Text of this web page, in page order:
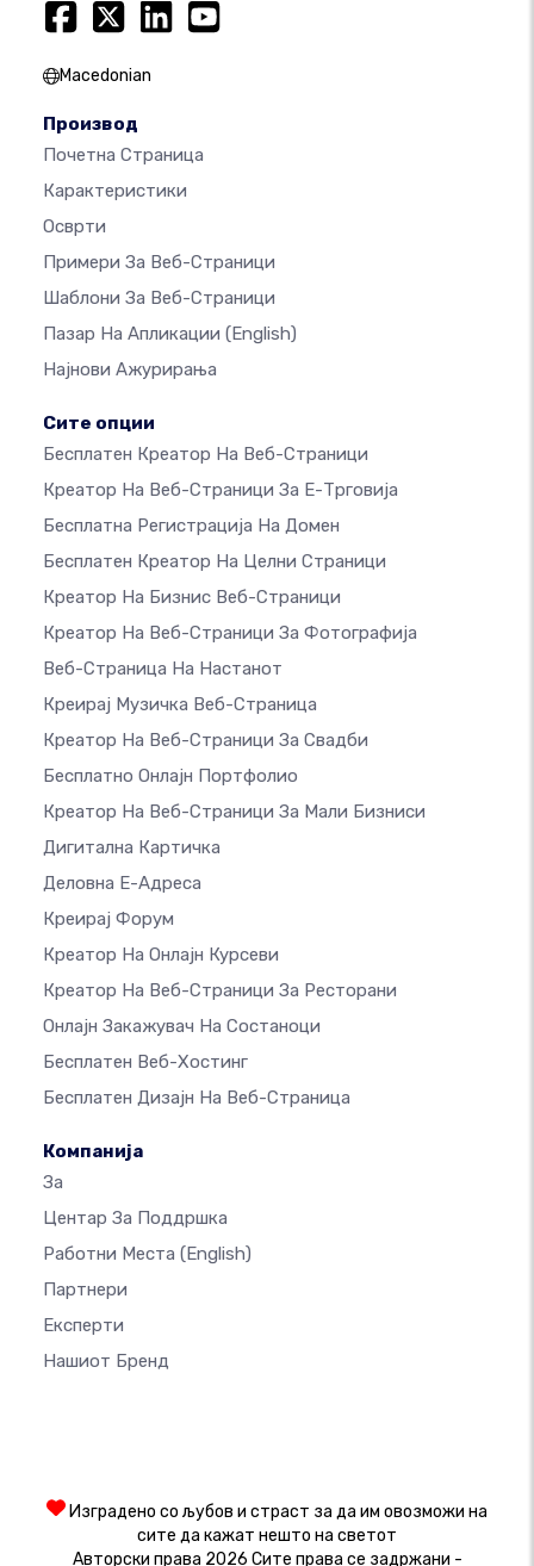
Macedonian
Производ
Почетна Страница
Карактеристики
Осврти
Примери За Веб-Страници
Шаблони За Веб-Страници
Пазар На Апликации (English)
Најнови Ажурирања
Сите опции
Бесплатен Креатор На Веб-Страници
Креатор На Веб-Страници За Е-Трговија
Бесплатна Регистрација На Домен
Бесплатен Креатор На Целни Страници
Креатор На Бизнис Веб-Страници
Креатор На Веб-Страници За Фотографија
Веб-Страница На Настанот
Креирај Музичка Веб-Страница
Креатор На Веб-Страници За Свадби
Бесплатно Онлајн Портфолио
Креатор На Веб-Страници За Мали Бизниси
Дигитална Картичка
Деловна Е-Адреса
Креирај Форум
Креатор На Онлајн Курсеви
Креатор На Веб-Страници За Ресторани
Онлајн Закажувач На Состаноци
Бесплатен Веб-Хостинг
Бесплатен Дизајн На Веб-Страница
Компанија
За
Центар За Поддршка
Работни Места (English)
Партнери
Експерти
Нашиот Бренд
Изградено со љубов и страст за да им овозможи на
сите да кажат нешто на светот
Авторски права 2026 Сите права се задржани -